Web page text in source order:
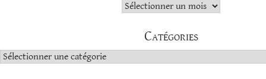
Archives
Catégories
Catégories